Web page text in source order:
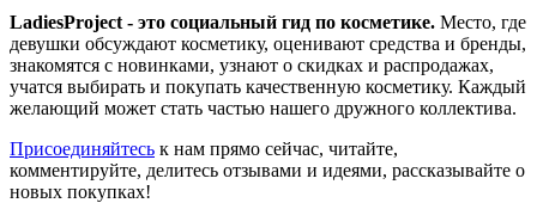
LadiesProject - это социальный гид по косметике. Место, где
девушки обсуждают косметику, оценивают средства и бренды,
знакомятся с новинками, узнают о скидках и распродажах,
учатся выбирать и покупать качественную косметику. Каждый
желающий может стать частью нашего дружного коллектива.
Присоединяйтесь к нам прямо сейчас, читайте,
комментируйте, делитесь отзывами и идеями, рассказывайте о
новых покупках!